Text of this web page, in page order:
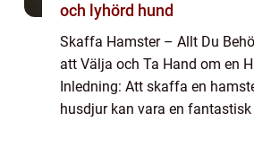
och lyhörd hund
Skaffa Hamster – Allt Du
att Välja och Ta Hand om en
Inledning: Att skaffa en
husdjur kan vara en